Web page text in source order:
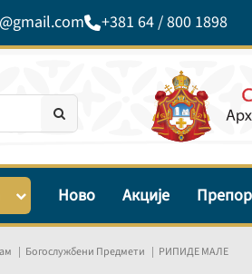
+381 64 / 800 1898
Ново Акције
Богослужбени Предмети РИПИДЕ МАЛЕ